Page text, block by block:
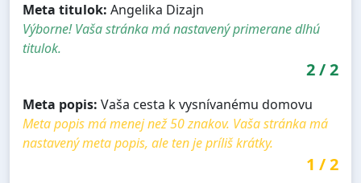
Meta titulok: Angelika Dizajn
Výborne! Vaša stránka má nastavený primerane dlhú
titulok.
2/2
Meta popis: Vaša cesta k vysnívanému domovu
Meta popis má menej než 50 znakov. Vaša stránka má
nastavený meta popis, ale ten je príliš krátky.
1 /2